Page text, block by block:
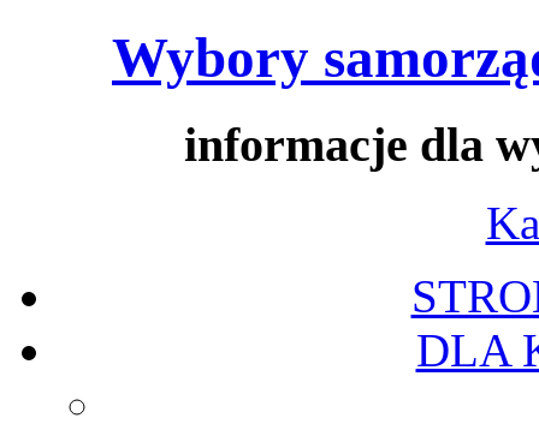
Wybory
informacje dla
DLA